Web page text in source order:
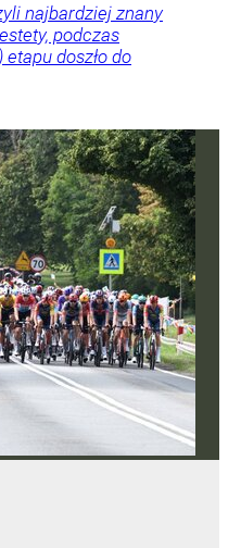
najbardziej znany
podczas
doszło do